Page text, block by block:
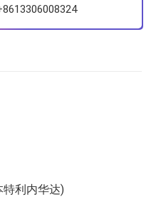
特利内华达)